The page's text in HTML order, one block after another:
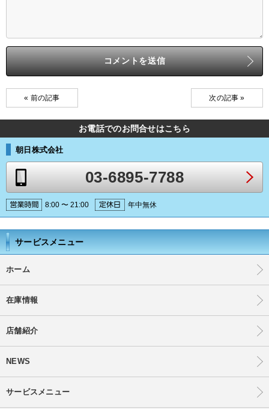
« 前の記事 次の記事 »
お電話でのお問合せはこちら
朝日株式会社
03-6895-7788
8:00 〜 21:00 年中無休
サービスメニュー
ホーム
在庫情報
店舗紹介
NEWS
サービスメニュー